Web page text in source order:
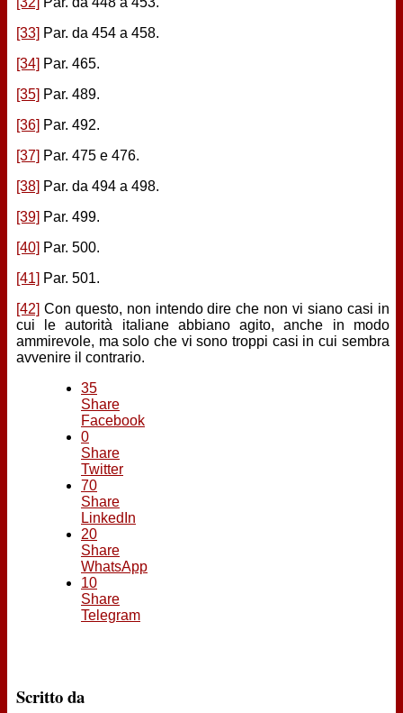
[33] Par. da 454 a 458.
[34] Par. 465.
[35] Par. 489.
[36] Par. 492.
[37] Par. 475 e 476.
[38] Par. da 494 a 498.
[39] Par. 499.
[40] Par. 500.
[41] Par. 501.
[42] Con questo, non intendo dire che non vi siano casi in
cui le autorità italiane abbiano agito, anche in modo
ammirevole, ma solo che vi sono troppi casi in cui sembra
avvenire il contrario.
35
Share
Facebook
0
Share
Twitter
70
Share
LinkedIn
20
Share
WhatsApp
10
Share
Telegram
Scritto da